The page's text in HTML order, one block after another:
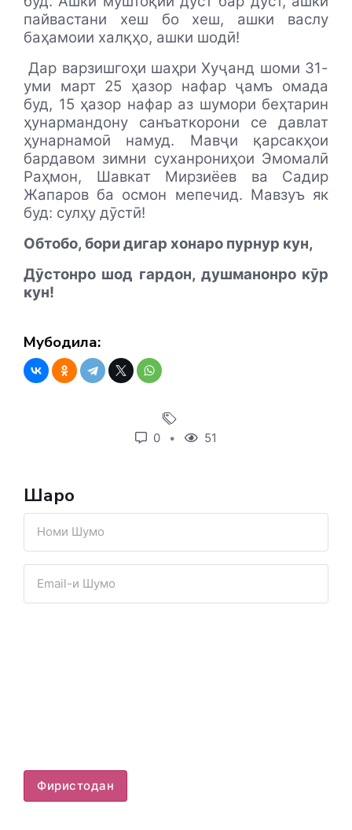
пайвастани хеш бо хеш, ашки васлу
баҳамоии халқҳо, ашки шодӣ!
Дар варзишгоҳи шаҳри Хуҷанд шоми 31-
уми март 25 ҳазор нафар ҷамъ омада
буд, 15 ҳазор нафар аз шумори беҳтарин
ҳунармандону санъаткорони се давлат
ҳунарнамоӣ намуд. Мавҷи қарсакҳои
бардавом зимни суханрониҳои Эмомалӣ
Раҳмон, Шавкат Мирзиёев ва Садир
Жапаров ба осмон мепечид. Мавзуъ як
буд: сулҳу дӯстӣ!
Обтобо, бори дигар хонаро пурнур кун,
Дӯстонро шод гардон, душманонро кӯр
кун!
Мубодила:
0 51
Шарҳҳо
Фиристодан